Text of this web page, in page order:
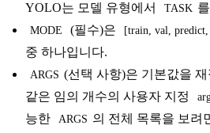
YOLO는 모델 유형에서
TASK
MODE (필수)은 [train, val,
중 하나입니다.
ARGS (선택 사항)은 기본값을
같은 임의 개수의 사용자 지정
능한
ARGS 의 전체 목록을 보려